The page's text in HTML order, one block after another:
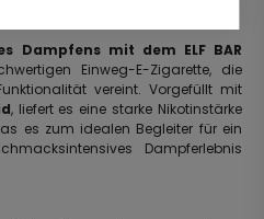
Dampfens mit dem ELF BAR
Einweg-E-Zigarette, die
vereint. Vorgefüllt mit
, liefert es eine starke Nikotinstärke
es zum idealen Begleiter für ein
Dampferlebnis